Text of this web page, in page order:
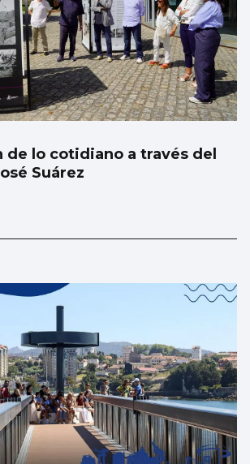
lo cotidiano a través del
Suárez
representará a España en
2026